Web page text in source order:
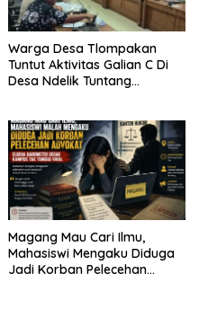
Warga Desa Tlompakan
Tuntut Aktivitas Galian C Di
Desa Ndelik Tuntang
Ngeyel !!
Magang Mau Cari Ilmu,
Mahasiswi Mengaku Diduga
Jadi Korban Pelecehan